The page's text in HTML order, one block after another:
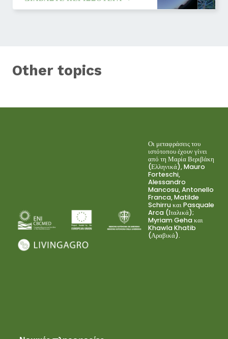
Other topics
Οι μεταφράσεις του
ιστότοπου έχουν γίνει
από τη Μαρία Βεριβάκη
(Ελληνικά), Mauro
Forteschi,
Alessandro
Mancosu, Antonello
Franca, Matilde
Schirru και Pasquale
Arca (Ιταλικά);
Myriam Geha και
Khawla Khatib
(Αραβικά).